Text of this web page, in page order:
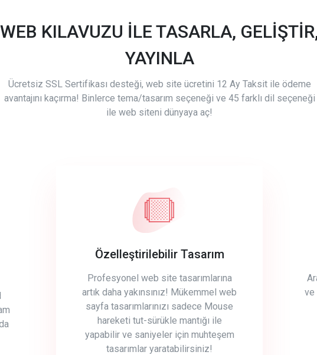
WEB KILAVUZU İLE TASARLA,
YAYINLA
Ücretsiz SSL Sertifikası desteği, web site ücretini 12 Ay Taksit ile ödeme
avantajını kaçırma! Binlerce tema/tasarım seçeneği ve 45 farklı dil seçeneği
ile web siteni dünyaya aç!
Özelleştirilebilir Tasarım
Profesyonel web site tasarımlarına
artık daha yakınsınız! Mükemmel web
sayfa tasarımlarınızı sadece Mouse
hareketi tut-sürükle mantığı ile
yapabilir ve saniyeler için muhteşem
tasarımlar yaratabilirsiniz!
ve